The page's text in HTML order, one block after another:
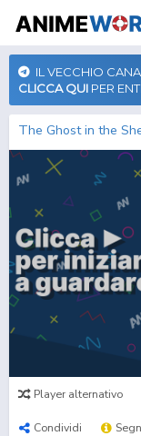
IL VECCHIO
CLICCA QUI PER
The Ghost in the
Player alternativo
Condividi